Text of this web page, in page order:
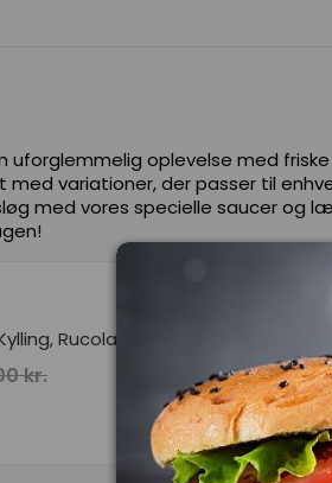
uforglemmelig oplevelse med
med variationer, der passer til
med vores specielle saucer og
Rucola, Pesto
kr.